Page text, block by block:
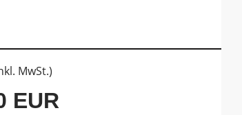
MwSt.)
EUR